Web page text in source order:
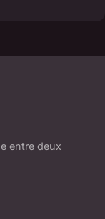
entre deux